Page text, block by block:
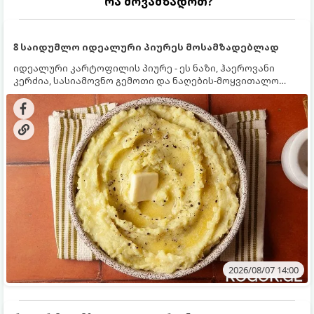
8 საიდუმლო იდეალური პიურეს მოსამზადებლად
იდეალური კარტოფილის პიურე - ეს ნაზი, ჰაეროვანი
კერძია, სასიამოვნო გემოთი და ნაღების-მოყვითალო
ფერით. მისი მომზადება ძალიან მარტივია, მაგრამ
არსებობს რამდენიმე საიდუმლო, რომლებიც უნდა
იცოდეთ, რომ პიურე იდეალურად გემრიელი გამოვიდეს.
2026/08/07 14:00